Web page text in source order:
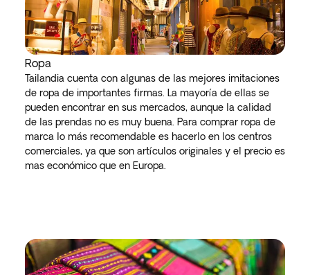
Ropa
Tailandia cuenta con algunas de las mejores imitaciones
de ropa de importantes firmas. La mayoría de ellas se
pueden encontrar en sus mercados, aunque la calidad
de las prendas no es muy buena. Para comprar ropa de
marca lo más recomendable es hacerlo en los centros
comerciales, ya que son artículos originales y el precio es
mas económico que en Europa.